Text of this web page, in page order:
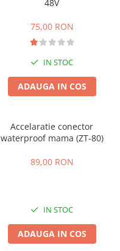
48V
75,00 RON
IN STOC
ADAUGA IN COS
Accelaratie conector
waterproof mama (ZT-80)
89,00 RON
IN STOC
ADAUGA IN COS